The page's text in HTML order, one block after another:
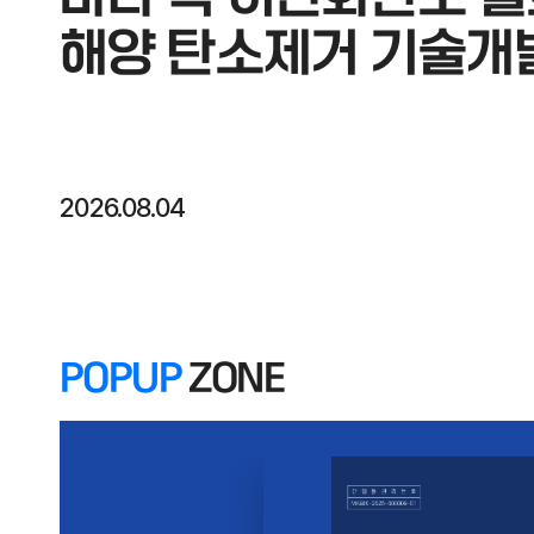
해양 탄소제거 기술개
2026.08.04
POPUPZONE